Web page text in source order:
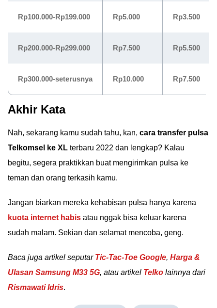
Rp100.000-Rp199.000 Rp5.000 Rp3.500
Rp200.000-Rp299.000 Rp7.500 Rp5.500
Rp300.000-seterusnya Rp10.000 Rp7.500
Akhir Kata
Nah, sekarang kamu sudah tahu, kan, cara transfer pulsa
Telkomsel ke XL terbaru 2022 dan lengkap? Kalau
begitu, segera praktikkan buat mengirimkan pulsa ke
teman dan orang terkasih kamu.
Jangan biarkan mereka kehabisan pulsa hanya karena
kuota internet habis atau nggak bisa keluar karena
sudah malam. Sekian dan selamat mencoba, geng.
Baca juga artikel seputar Tic-Tac-Toe Google, Harga &
Ulasan Samsung M33 5G, atau artikel Telko lainnya dari
Rismawati Idris.